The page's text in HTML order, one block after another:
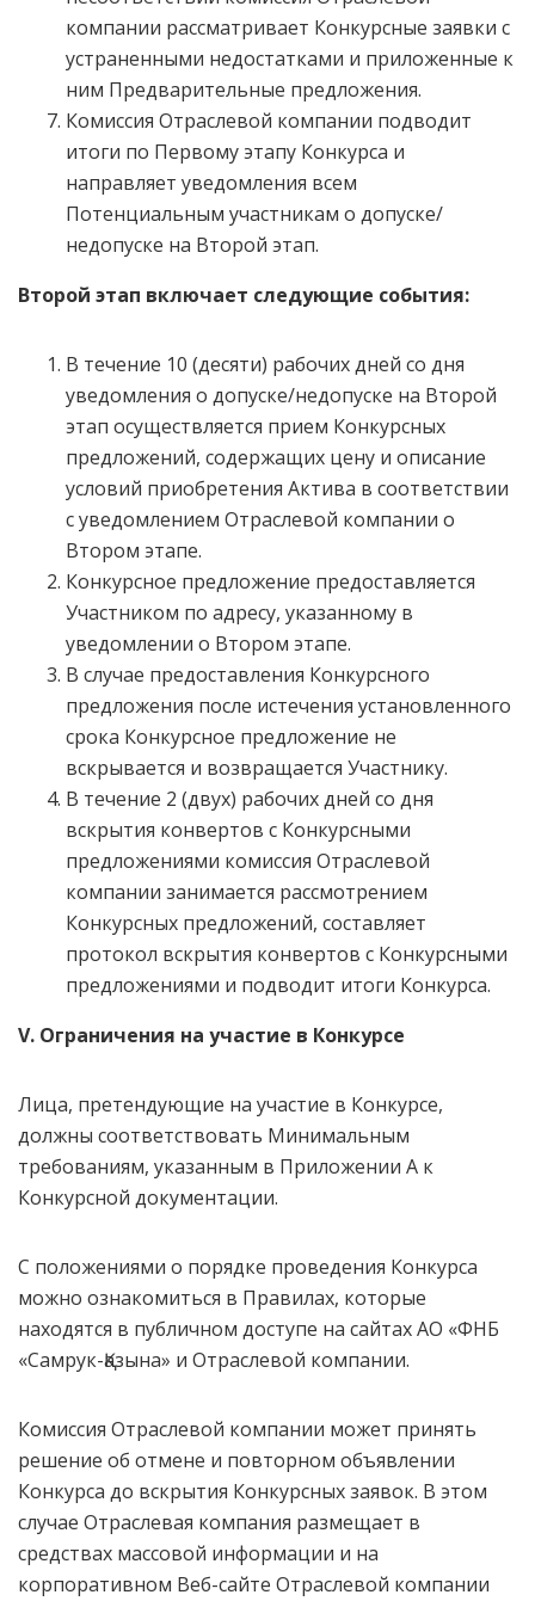
компании рассматривает Конкурсные заявки с
устраненными недостатками и приложенные к
ним Предварительные предложения.
Комиссия Отраслевой компании подводит
итоги по Первому этапу Конкурса и
направляет уведомления всем
Потенциальным участникам о допуске/
недопуске на Второй этап.
Второй этап включает следующие события:
В течение 10 (десяти) рабочих дней со дня
уведомления о допуске/недопуске на Второй
этап осуществляется прием Конкурсных
предложений, содержащих цену и описание
условий приобретения Актива в соответствии
с уведомлением Отраслевой компании о
Втором этапе.
Конкурсное предложение предоставляется
Участником по адресу, указанному в
уведомлении о Втором этапе.
В случае предоставления Конкурсного
предложения после истечения установленного
срока Конкурсное предложение не
вскрывается и возвращается Участнику.
В течение 2 (двух) рабочих дней со дня
вскрытия конвертов с Конкурсными
предложениями комиссия Отраслевой
компании занимается рассмотрением
Конкурсных предложений, составляет
протокол вскрытия конвертов с Конкурсными
предложениями и подводит итоги Конкурса.
V. Ограничения на участие в Конкурсе
Лица, претендующие на участие в Конкурсе,
должны соответствовать Минимальным
требованиям, указанным в Приложении А к
Конкурсной документации.
С положениями о порядке проведения Конкурса
можно ознакомиться в Правилах, которые
находятся в публичном доступе на сайтах АО «ФНБ
«Самрук-Қазына» и Отраслевой компании.
Комиссия Отраслевой компании может принять
решение об отмене и повторном объявлении
Конкурса до вскрытия Конкурсных заявок. В этом
случае Отраслевая компания размещает в
средствах массовой информации и на
корпоративном Веб-сайте Отраслевой компании